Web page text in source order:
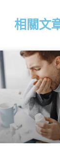
相關文